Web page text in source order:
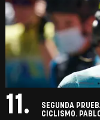
11.
SEGUNDA
CICLISMO.